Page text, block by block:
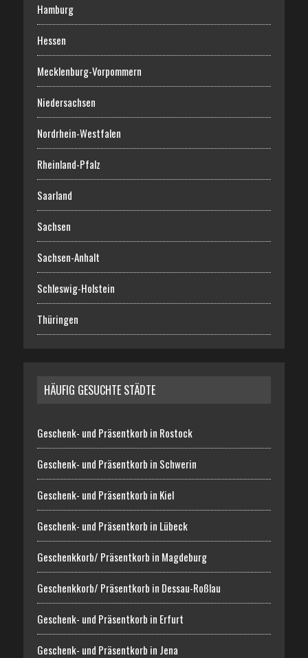
Hamburg
Hessen
Mecklenburg-Vorpommern
Niedersachsen
Nordrhein-Westfalen
Rheinland-Pfalz
Saarland
Sachsen
Sachsen-Anhalt
Schleswig-Holstein
Thüringen
HÄUFIG GESUCHTE STÄDTE
Geschenk- und Präsentkorb in Rostock
Geschenk- und Präsentkorb in Schwerin
Geschenk- und Präsentkorb in Kiel
Geschenk- und Präsentkorb in Lübeck
Geschenkkorb/ Präsentkorb in Magdeburg
Geschenkkorb/ Präsentkorb in Dessau-Roßlau
Geschenk- und Präsentkorb in Erfurt
Geschenk- und Präsentkorb in Jena